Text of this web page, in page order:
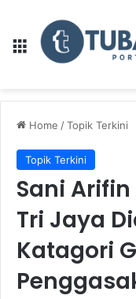
Menu
Home /Topik Terkini
Topik Terkini
Sani
Tri Jaya
Katagori